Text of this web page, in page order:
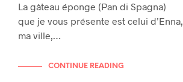
La gâteau éponge (Pan di Spagna)
que je vous présente est celui d’Enna,
ma ville,…
CONTINUE READING